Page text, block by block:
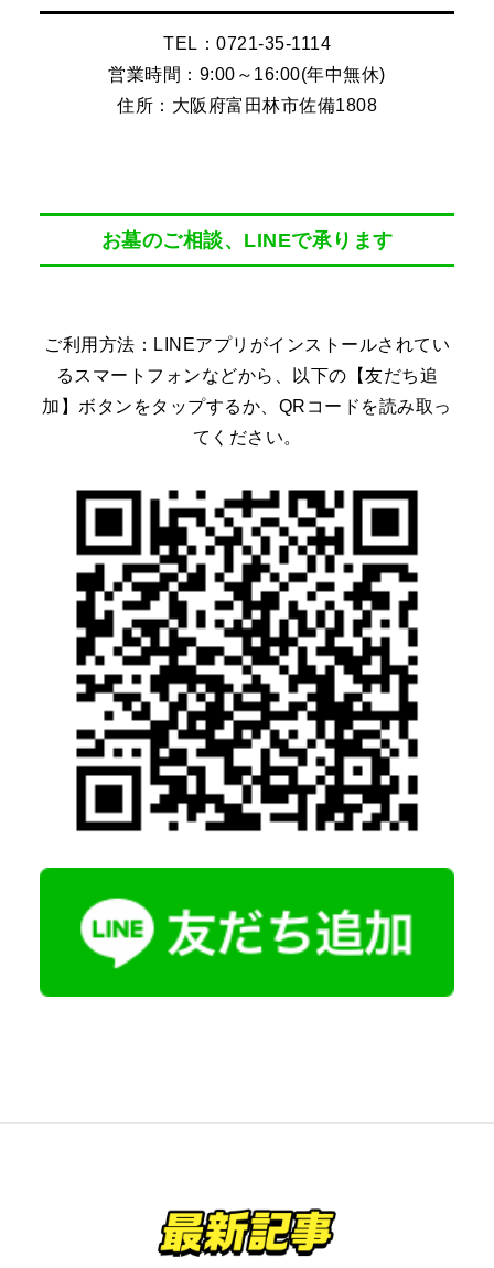
TEL：0721-35-1114
営業時間：9:00～16:00(年中無休)
住所：大阪府富田林市佐備1808
お墓のご相談、LINEで承ります
ご利用方法：LINEアプリがインストールされてい
るスマートフォンなどから、以下の【友だち追
加】ボタンをタップするか、QRコードを読み取っ
てください。